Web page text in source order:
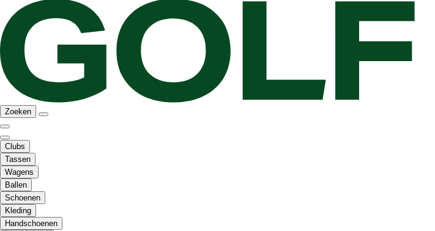
Zoeken
Clubs
Tassen
Wagens
Ballen
Schoenen
Kleding
Handschoenen